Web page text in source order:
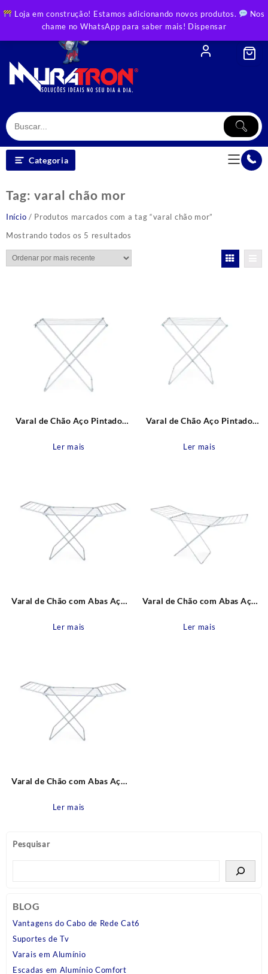
Loja em construção! Estamos adicionando novos produtos.
Nos
chame no WhatsApp para saber mais! Dispensar
to
Categoria
Pesquisar
BLOG
Vantagens do Cabo de Rede Cat6
Suportes de Tv
Varais em Alumínio
Escadas em Alumínio Comfort
Tag: varal chão mor
Início / Produtos marcados com a tag “varal chão mor”
Mostrando todos os 5 resultados
Varal de Chão Aço Pintado
Ler mais
Varal de Chão Aço Pintado
MOR
Ler mais
Varal de Chão com Abas Aço
1,44x49x89cm MOR
Ler mais
Varal de Chão com Abas Aço
1,74x70x95cm MOR
Ler mais
Varal de Chão com Abas Aço
90cm MOR
Ler mais